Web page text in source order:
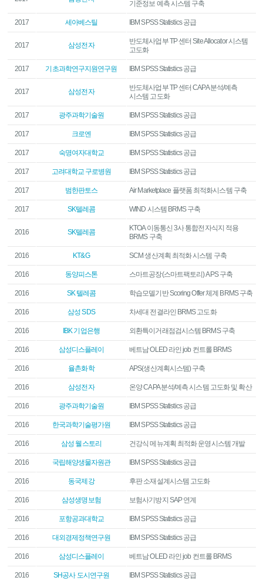
기준정보 예측 시스템 구축
2017 세아베스틸 IBM SPSS Statistics 공급
2017 삼성전자
반도체사업부 TP 센터 Site Allocator 시스템
고도화
2017 기초과학연구지원연구원 IBM SPSS Statistics 공급
2017 삼성전자
반도체사업부 TP 센터 CAPA 분석/예측
시스템 고도화
2017 광주과학기술원 IBM SPSS Statistics 공급
2017 크로엔 IBM SPSS Statistics 공급
2017 숙명여자대학교 IBM SPSS Statistics 공급
2017 고려대학교 구로병원 IBM SPSS Statistics 공급
2017 범한판토스 Air Marketplace 플랫폼 최적화시스템 구축
2017 SK텔레콤 WIND 시스템 BRMS 구축
2016 SK텔레콤
KTOA 이동통신 3사 통합전자식지 적용
BRMS 구축
2016 KT&G SCM 생산계획 최적화 시스템 구축
2016 동양피스톤 스마트공장(스마트팩토리) APS 구축
2016 SK 텔레콤 학습모델기반 Scoring Offer 체계 BRMS 구축
2016 삼성 SDS 차세대 전결라인 BRMS 고도화
2016 IBK 기업은행 외환특이거래점검시스템 BRMS 구축
2016 삼성디스플레이 베트남 OLED 라인 job 컨트롤 BRMS
2016 율촌화학 APS(생산계획시스템) 구축
2016 삼성전자 온양 CAPA 분석/예측 시스템 고도화 및 확산
2016 광주과학기술원 IBM SPSS Statistics 공급
2016 한국과학기술평가원 IBM SPSS Statistics 공급
2016 삼성 웰스토리 건강식 메뉴계획 최적화 운영시스템 개발
2016 국립해양생물자원관 IBM SPSS Statistics 공급
2016 동국제강 후판 소재설계시스템 고도화
2016 삼성생명보험 보험사기방지 SAP 연계
2016 포항공과대학교 IBM SPSS Statistics 공급
2016 대외경제정책연구원 IBM SPSS Statistics 공급
2016 삼성디스플레이 베트남 OLED 라인 job 컨트롤 BRMS
2016 SH공사 도시연구원 IBM SPSS Statistics 공급